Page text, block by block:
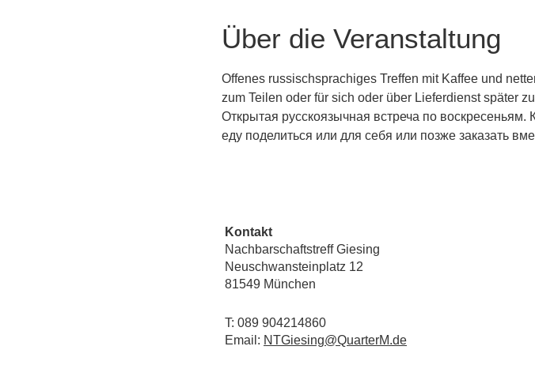
Über die Veranstaltung
Offenes russischsprachiges Treffen mit Kaffee und
zum Teilen oder für sich oder über Lieferdienst später
Открытая русскоязычная встреча по
еду поделиться или для себя или позже заказать
Kontakt
Nachbarschaftstreff Giesing
Neuschwansteinplatz 12
81549 München
T: 089 904214860
Email: NTGiesing@QuarterM.de